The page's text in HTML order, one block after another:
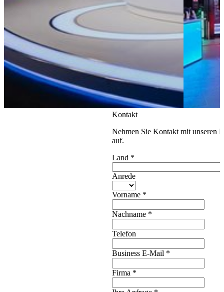
Kontakt
Nehmen Sie Kontakt mit unseren
auf.
Land *
Anrede
Vorname *
Nachname *
Telefon
Business E-Mail *
Firma *